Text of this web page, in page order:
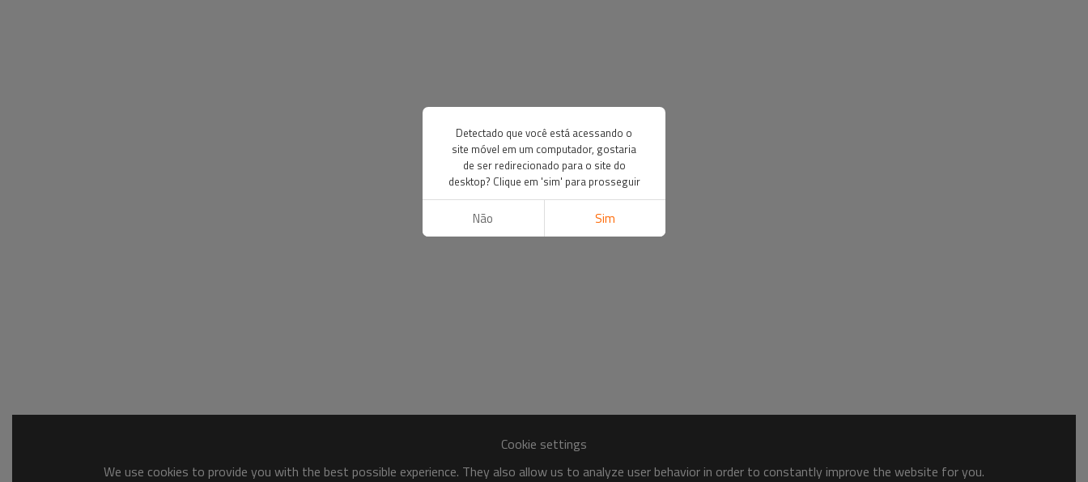
Cookie settings
We use cookies to provide you with the best possible experience. They also allow us to analyze user behavior in order to constantly improve the website for you.
Detectado que você está acessando o
site móvel em um computador, gostaria
de ser redirecionado para o site do
desktop? Clique em 'sim' para prosseguir
Não Sim